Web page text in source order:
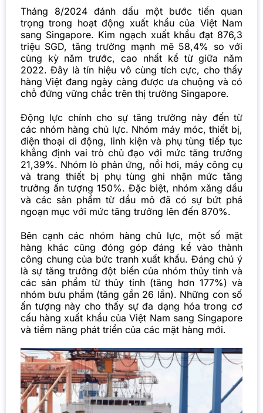
Tháng 8/2024 đánh dấu một bước tiến quan
trọng trong hoạt động xuất khẩu của Việt Nam
sang Singapore. Kim ngạch xuất khẩu đạt 876,3
triệu SGD, tăng trưởng mạnh mẽ 58,4% so với
cùng kỳ năm trước, cao nhất kể từ giữa năm
2022. Đây là tín hiệu vô cùng tích cực, cho thấy
hàng Việt đang ngày càng được ưa chuộng và có
chỗ đứng vững chắc trên thị trường Singapore.
Động lực chính cho sự tăng trưởng này đến từ
các nhóm hàng chủ lực. Nhóm máy móc, thiết bị,
điện thoại di động, linh kiện và phụ tùng tiếp tục
khẳng định vai trò chủ đạo với mức tăng trưởng
21,39%. Nhóm lò phản ứng, nồi hơi, máy công cụ
và trang thiết bị phụ tùng ghi nhận mức tăng
trưởng ấn tượng 150%. Đặc biệt, nhóm xăng dầu
và các sản phẩm từ dầu mỏ đã có sự bứt phá
ngoạn mục với mức tăng trưởng lên đến 870%.
Bên cạnh các nhóm hàng chủ lực, một số mặt
hàng khác cũng đóng góp đáng kể vào thành
công chung của bức tranh xuất khẩu. Đáng chú ý
là sự tăng trưởng đột biến của nhóm thủy tinh và
các sản phẩm từ thủy tinh (tăng hơn 177%) và
nhóm bưu phẩm (tăng gần 26 lần). Những con số
ấn tượng này cho thấy sự đa dạng hóa trong cơ
cấu hàng xuất khẩu của Việt Nam sang Singapore
và tiềm năng phát triển của các mặt hàng mới.